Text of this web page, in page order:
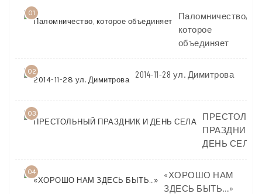
01
Паломничество,
которое
объединяет
02 2014-11-28 ул. Димитрова
03
ПРАЗДНИК И
ДЕНЬ СЕЛА
04
«ХОРОШО НАМ
ЗДЕСЬ БЫТЬ…»